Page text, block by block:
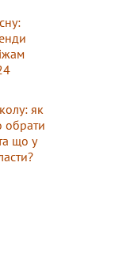
як
обрати
що у